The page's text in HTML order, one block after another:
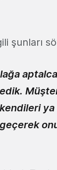
şunları